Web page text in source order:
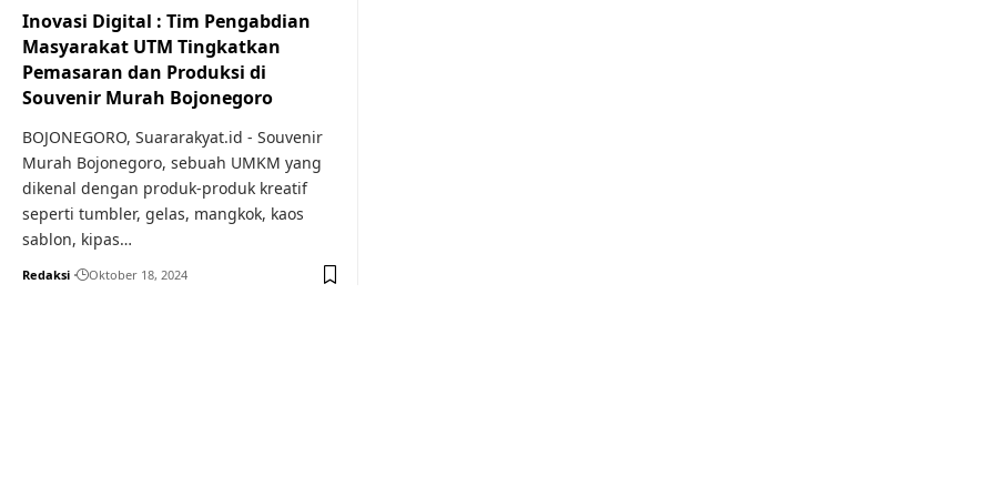
Inovasi Digital : Tim Pengabdian
Masyarakat UTM Tingkatkan
Pemasaran dan Produksi di
Souvenir Murah Bojonegoro
BOJONEGORO, Suararakyat.id - Souvenir
Murah Bojonegoro, sebuah UMKM yang
dikenal dengan produk-produk kreatif
seperti tumbler, gelas, mangkok, kaos
sablon, kipas…
Redaksi Oktober 18, 2024